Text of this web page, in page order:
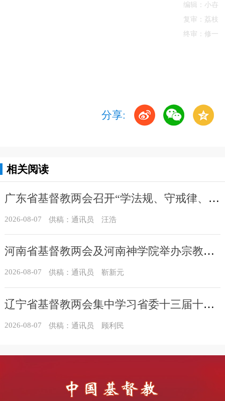
编辑：小卋
复审：荔枝
终审：修一
分享:
相关阅读
广东省基督教两会召开“学法规、守戒律、重修为、树形象”教育活动总结会议
2026-08-07 供稿：通讯员 汪浩
河南省基督教两会及河南神学院举办宗教政策法规学习会
2026-08-07 供稿：通讯员 靳新元
辽宁省基督教两会集中学习省委十三届十一次全会精神
2026-08-07 供稿：通讯员 顾利民